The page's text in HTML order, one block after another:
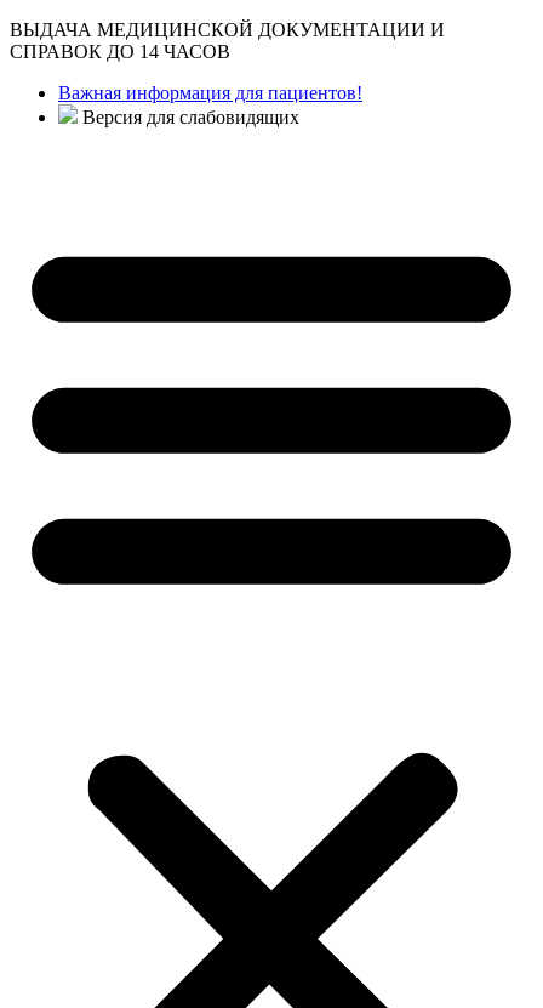
ВЫДАЧА МЕДИЦИНСКОЙ ДОКУМЕНТАЦИИ И
СПРАВОК ДО 14 ЧАСОВ
Важная информация для пациентов!
Версия для слабовидящих